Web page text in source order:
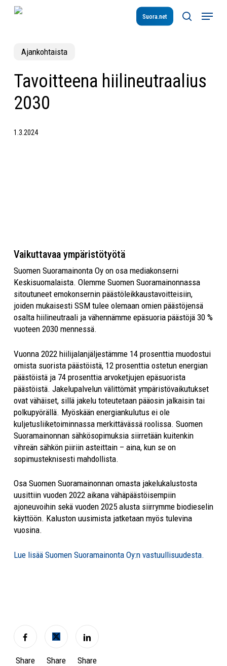
Suora.net
search
Menu
Ajankohtaista
Tavoitteena hiilineutraalius
2030
1.3.2024
Share Share Share
Vaikuttavaa ympäristötyötä
Suomen Suoramainonta Oy on osa mediakonserni
Keskisuomalaista. Olemme Suomen Suoramainonnassa
sitoutuneet emokonsernin päästöleikkaustavoitteisiin,
joiden mukaisesti SSM tulee olemaan omien päästöjensä
osalta hiilineutraali ja vähennämme epäsuoria päästöjä 30 %
vuoteen 2030 mennessä.
Vuonna 2022 hiilijalanjäljestämme 14 prosenttia muodostui
omista suorista päästöistä, 12 prosenttia ostetun energian
päästöistä ja 74 prosenttia arvoketjujen epäsuorista
päästöistä. Jakelupalvelun välittömät ympäristövaikutukset
ovat vähäiset, sillä jakelu toteutetaan pääosin jalkaisin tai
polkupyörällä. Myöskään energiankulutus ei ole
kuljetusliiketoiminnassa merkittävässä roolissa. Suomen
Suoramainonnan sähkösopimuksia siirretään kuitenkin
vihreän sähkön piiriin asteittain – aina, kun se on
sopimusteknisesti mahdollista.
Osa Suomen Suoramainonnan omasta jakelukalustosta
uusittiin vuoden 2022 aikana vähäpäästöisempiin
ajoneuvoihin sekä vuoden 2025 alusta siirrymme biodieselin
käyttöön. Kaluston uusimista jatketaan myös tulevina
vuosina.
Lue lisää Suomen Suoramainonta Oy:n vastuullisuudesta.